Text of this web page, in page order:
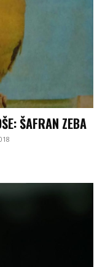
ŠAFRAN ZEBA